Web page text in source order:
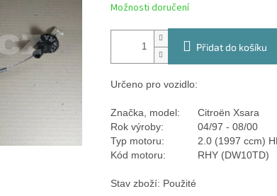
Možnosti doručení
Přidat do košíku
Určeno pro vozidlo:
Značka, model:
Citroën Xsara
Rok výroby:
04/97 - 08/00
Typ motoru:
2.0 (1997 ccm)
Kód motoru:
RHY (DW10TD)
Stav zboží: Použité